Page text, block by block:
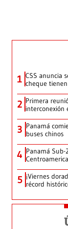
1 CSS anuncia
cheque
2 Primera
interconexión
3 Panamá
buses chinos
4 Panamá
5 ¡Viernes
récord